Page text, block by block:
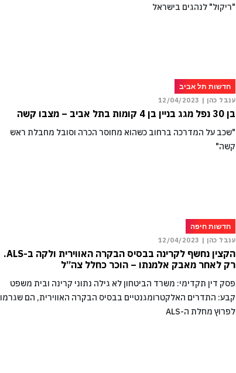
"ריקול" לנהגים בישראל
חדשות תל אביב
ענבל כהן | 12/04/2023
בן 30 נפל מגג בניין בן 4 קומות בתל אביב – מצבו קשה
"שכב על המדרכה ברחוב כשהוא מחוסר הכרה וסובל מחבלת ראש
קשה"
חדשות חיפה
ענבל כהן | 12/04/2023
הקצין נחשף לקרינה בבסיס הבקרה האווירית ולקה ב-ALS.
רק לאחר מאבק אלמנתו – הוכר כחלל צה”ל
פסק דין תקדימי: משרד הביטחון לא גילה נתוני קרינה ובית משפט
קבע: התדרים האלקטרומגנטיים בבסיס הבקרה האווירית, הם שגרמו
לפרוץ מחלת ה-ALS